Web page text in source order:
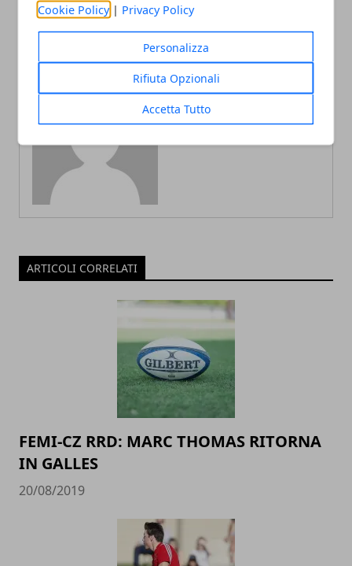
Cookie Policy | Privacy Policy
Personalizza
Rifiuta Opzionali
Accetta Tutto
ARTICOLI CORRELATI
FEMI-CZ RRD: MARC THOMAS RITORNA
IN GALLES
20/08/2019